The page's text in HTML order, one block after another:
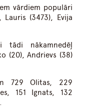
vārdiem populāri
(3473), Evija
tādi nākamnedēļ
(20), Andrievs (38)
729 Olitas, 229
151 Ignats, 132